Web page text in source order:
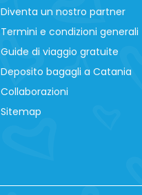
Diventa un nostro partner
Termini e condizioni generali
Guide di viaggio gratuite
Deposito bagagli a Catania
Collaborazioni
Sitemap